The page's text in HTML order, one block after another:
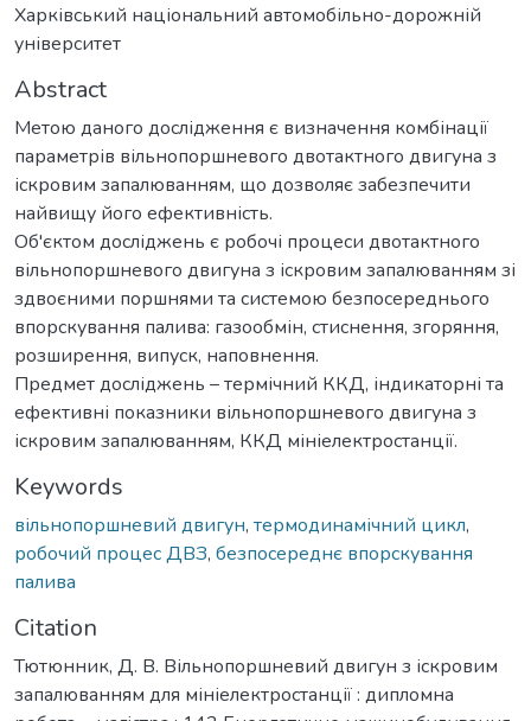
Харківський національний автомобільно-дорожній
університет
Abstract
Метою даного дослідження є визначення комбінації
параметрів вільнопоршневого двотактного двигуна з
іскровим запалюванням, що дозволяє забезпечити
найвищу його ефективність.
Об'єктом досліджень є робочі процеси двотактного
вільнопоршневого двигуна з іскровим запалюванням зі
здвоєними поршнями та системою безпосереднього
впорскування палива: газообмін, стиснення, згоряння,
розширення, випуск, наповнення.
Предмет досліджень – термічний ККД, індикаторні та
ефективні показники вільнопоршневого двигуна з
іскровим запалюванням, ККД мініелектростанції.
Keywords
вільнопоршневий двигун, термодинамічний цикл,
робочий процес ДВЗ, безпосереднє впорскування
палива
Citation
Тютюнник, Д. В. Вільнопоршневий двигун з іскровим
запалюванням для мініелектростанції : дипломна